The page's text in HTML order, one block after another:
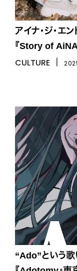
アイナ・ジ・エ
『Story of
CULTURE
“Ado”という歌